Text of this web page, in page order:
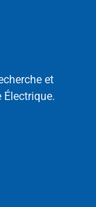
et
Électrique.